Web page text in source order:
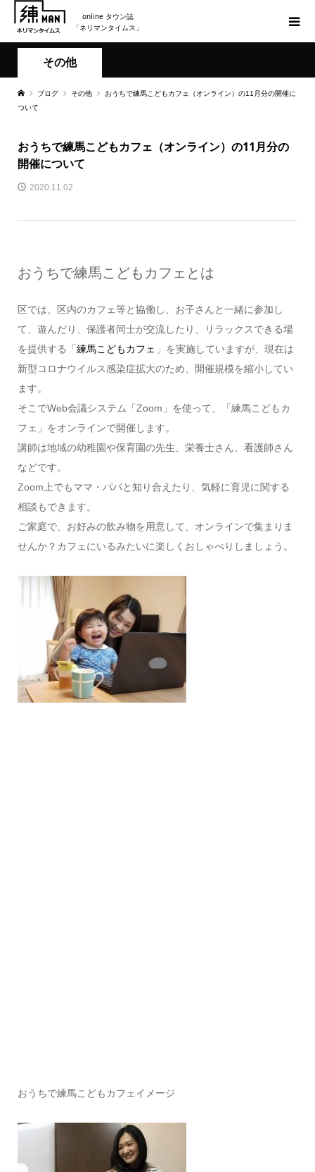
online タウン誌
「ネリマンタイムス」
その他
ブログ その他
おうちで練馬こどもカフェ（オンライン）の11月分の開催に
ついて
おうちで練馬こどもカフェ（オンライン）の11月分の
開催について
2020.11.02
おうちで練馬こどもカフェとは
区では、区内のカフェ等と協働し、お子さんと一緒に参加し
て、遊んだり、保護者同士が交流したり、リラックスできる場
を提供する「 練馬こどもカフェ 」を実施していますが、現在は
新型コロナウイルス感染症拡大のため、開催規模を縮小してい
ます。
そこでWeb会議システム「Zoom」を使って、「練馬こどもカ
フェ」をオンラインで開催します。
講師は地域の幼稚園や保育園の先生、栄養士さん、看護師さん
などです。
Zoom上でもママ・パパと知り合えたり、気軽に育児に関する
相談もできます。
ご家庭で、お好みの飲み物を用意して、オンラインで集まりま
せんか？カフェにいるみたいに楽しくおしゃべりしましょう。
おうちで練馬こどもカフェイメージ